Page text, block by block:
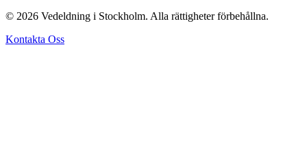
© 2026 Vedeldning i Stockholm. Alla rättigheter förbehållna.
Kontakta Oss